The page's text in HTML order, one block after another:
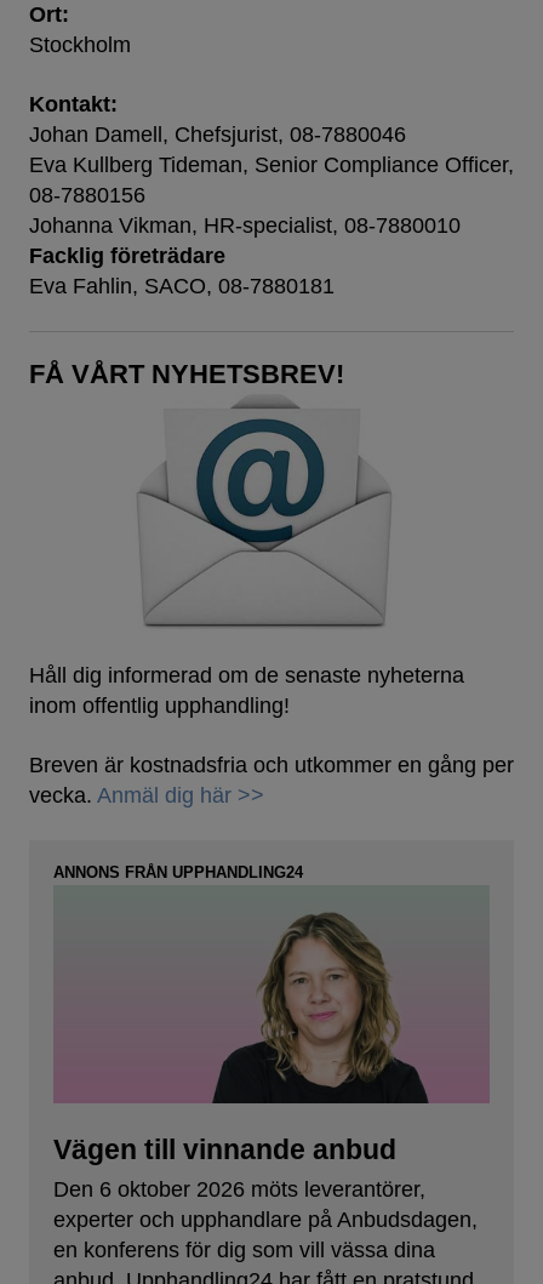
Ort:
Stockholm
Kontakt:
Johan Damell, Chefsjurist, 08-7880046
Eva Kullberg Tideman, Senior Compliance Officer,
08-7880156
Johanna Vikman, HR-specialist, 08-7880010
Facklig företrädare
Eva Fahlin, SACO, 08-7880181
FÅ VÅRT NYHETSBREV!
Håll dig informerad om de senaste nyheterna
inom offentlig upphandling!
Breven är kostnadsfria och utkommer en gång per
vecka. Anmäl dig här >>
ANNONS FRÅN UPPHANDLING24
Vägen till vinnande anbud
Den 6 oktober 2026 möts leverantörer,
experter och upphandlare på Anbudsdagen,
en konferens för dig som vill vässa dina